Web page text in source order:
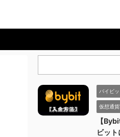
バイビッ
仮想通
【
ビッ